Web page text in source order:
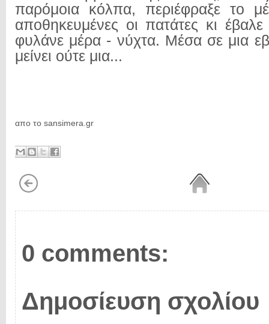
παρόμοια κόλπα, περιέφραξε το
αποθηκευμένες οι πατάτες κι
φυλάνε μέρα - νύχτα. Μέσα σε μια
μείνει ούτε μια...
απο το sansimera.gr
0 comments:
Δημοσίευση σχολίου